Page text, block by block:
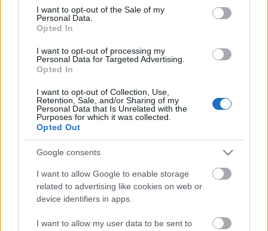
consent section.
I want to opt-out of the Sale of my
Personal Data.
Opted In
I want to opt-out of processing my
Personal Data for Targeted Advertising.
Opted In
I want to opt-out of Collection, Use,
Retention, Sale, and/or Sharing of my
Personal Data that Is Unrelated with the
Purposes for which it was collected.
Opted Out
Google consents
I want to allow Google to enable storage
related to advertising like cookies on web or
device identifiers in apps.
I want to allow my user data to be sent to
ισορροπεί ανάμεσα στην
άνεση, την αισθητική
MY WAY Hotel & Events:
Μοντέρνα φιλοξενία με θέα
θάλασσα
Σε προνομιακή τοποθεσία, πολύ κοντά στο λιμάνι
και στο κέντρο της Πάτρας, το ξενοδοχείο
Hotel & Eventsαποτελεί ιδανική επιλογή τόσο για
επαγγελματικά ταξίδια όσο και για αποδράσεις city